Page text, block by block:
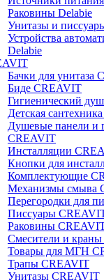
Раковины Delabie
Унитазы и
Устройства
Delabie
Бачки для унитаза
Биде CREAVIT
Гигиенический
Детская
Душевые панели и
CREAVIT
Инсталляции
Кнопки для
Комплектующие
Механизмы смыва
Перегородки для
Писсуары
Раковины
Смесители и
Товары для МГН
Трапы CREAVIT
Унитазы CREAVIT